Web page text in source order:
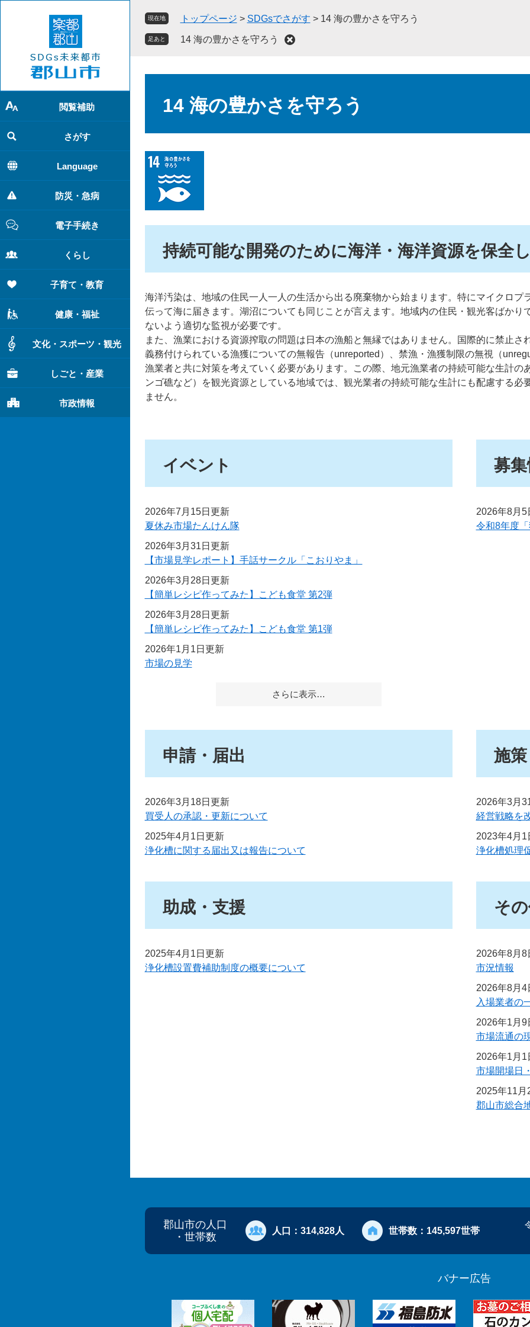
で
す
。
ば
し
て
本
文
へ
閲覧補助
さがす
Language
防災・急病
電子手続き
くらし
子育て・教育
健康・福祉
文化・スポーツ・観光
しごと・産業
市政情報
現在地 トップページ > SDGsでさがす > 14 海の豊かさを守ろう
足あと 14 海の豊かさを守ろう
14 海の豊かさを守ろう
持続可能な開発のために海洋・海洋資源を保全
海洋汚染は、地域の住民一人一人の生活から出る廃棄物から始まります。特にマイクロ
伝って海に届きます。湖沼についても同じことが言えます。地域内の住民・観光客ばか
ないよう適切な監視が必要です。
また、漁業における資源搾取の問題は日本の漁船と無縁ではありません。国際的に禁止
義務付けられている漁獲についての無報告（unreported）、禁漁・漁獲制限の無視（
漁業者と共に対策を考えていく必要があります。この際、地元漁業者の持続可能な生計
ンゴ礁など）を観光資源としている地域では、観光業者の持続可能な生計にも配慮する
ません。
イベント
2026年7月15日更新
夏休み市場たんけん隊
2026年3月31日更新
【市場見学レポート】手話サークル「こおりやま」
2026年3月28日更新
【簡単レシピ作ってみた】こども食堂 第2弾
2026年3月28日更新
【簡単レシピ作ってみた】こども食堂 第1弾
2026年1月1日更新
市場の見学
さらに表示…
募
2026年8月5
令和8年度
申請・届出
2026年3月18日更新
買受人の承認・更新について
2025年4月1日更新
浄化槽に関する届出又は報告について
施
2026年3月
経営戦略を
2023年4月1
浄化槽処理
助成・支援
2025年4月1日更新
浄化槽設置費補助制度の概要について
そ
2026年8月8
市況情報
2026年8月4
入場業者の
2026年1月9
市場流通の
2026年1月1
市場開場日
2025年11月
郡山市総合
郡山市の人口
・世帯数
人口： 314,828人 世帯数： 145,597世帯
バナー広告